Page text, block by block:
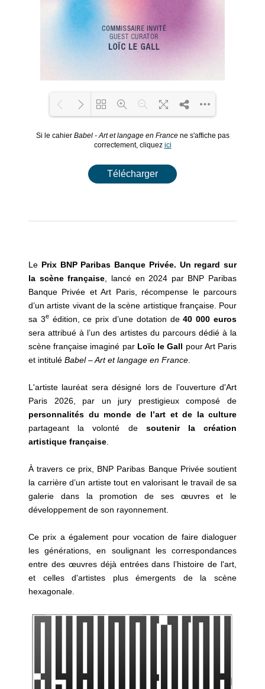
Loading PDF 100% ...
Si le cahier Babel - Art et langage en Francene s'affiche pas
correctement, cliquez ici
Télécharger
Le Prix BNP Paribas Banque Privée. Un regard sur
la scène française , lancé en 2024 par BNP Paribas
Banque Privée et Art Paris, récompense le parcours
d’un artiste vivant de la scène artistique française. Pour
sa 3eédition, ce prix d’une dotation de40 000 euros
sera attribué à l’un des artistes du parcours dédié à la
scène française imaginé par Loïc le Gall pour Art Paris
et intitulé Babel – Art et langage en France
L'artiste lauréat sera désigné lors de l’ouverture d'Art
Paris 2026, par un jury prestigieux composé de
personnalités du monde de l’art et de la culture
partageant la volonté de soutenir la création
artistique française
À travers ce prix, BNP Paribas Banque Privée soutient
la carrière d’un artiste tout en valorisant le travail de sa
galerie dans la promotion de ses œuvres et le
développement de son rayonnement.
Ce prix a également pour vocation de faire dialoguer
les générations, en soulignant les correspondances
entre des œuvres déjà entrées dans l’histoire de l'art,
et celles d'artistes plus émergents de la scène
hexagonale.